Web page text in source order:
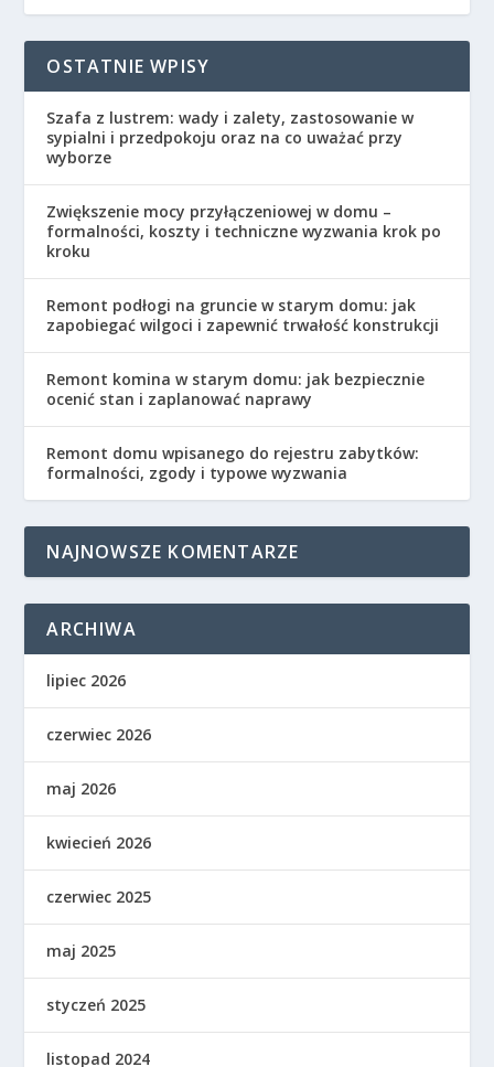
OSTATNIE WPISY
Szafa z lustrem: wady i zalety, zastosowanie w
sypialni i przedpokoju oraz na co uważać przy
wyborze
Zwiększenie mocy przyłączeniowej w domu –
formalności, koszty i techniczne wyzwania krok po
kroku
Remont podłogi na gruncie w starym domu: jak
zapobiegać wilgoci i zapewnić trwałość konstrukcji
Remont komina w starym domu: jak bezpiecznie
ocenić stan i zaplanować naprawy
Remont domu wpisanego do rejestru zabytków:
formalności, zgody i typowe wyzwania
NAJNOWSZE KOMENTARZE
ARCHIWA
lipiec 2026
czerwiec 2026
maj 2026
kwiecień 2026
czerwiec 2025
maj 2025
styczeń 2025
listopad 2024